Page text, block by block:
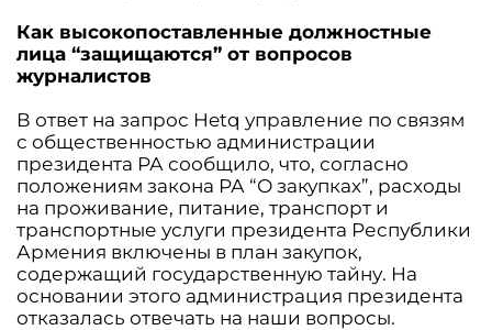
Как высокопоставленные должностные
лица “защищаются” от вопросов
журналистов
В ответ на запрос Hetq управление по связям
с общественностью администрации
президента РА сообщило, что, согласно
положениям закона РА “О закупках”, расходы
на проживание, питание, транспорт и
транспортные услуги президента Республики
Армения включены в план закупок,
содержащий государственную тайну. На
основании этого администрация президента
отказалась отвечать на наши вопросы.